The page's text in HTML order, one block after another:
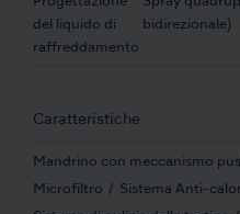
del liquido di
raffreddamento
bidirezionale)
Caratteristiche
Mandrino con meccanismo
Microfiltro Sistema Anti-